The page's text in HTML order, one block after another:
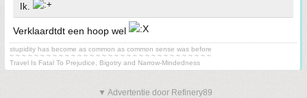
Ik.
Verklaardtdt een hoop wel
stupidity has become as common as common sense was before
~ ~ ~ ~ ~ ~ ~ ~ ~ ~ ~ ~ ~ ~ ~ ~ ~ ~ ~ ~ ~ ~ ~ ~ ~ ~ ~ ~ ~ ~ ~ ~ ~
Travel Is Fatal To Prejudice, Bigotry and Narrow-Mindedness
▼ Advertentie door Refinery89